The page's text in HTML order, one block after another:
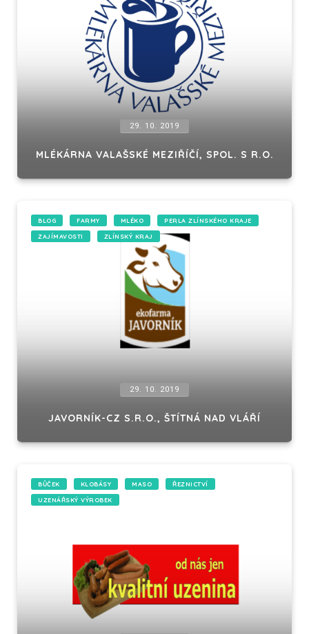
29. 10. 2019
MLÉKÁRNA VALAŠSKÉ MEZIŘÍČÍ, SPOL. S R.O.
BLOG FARMY MLÉKO PERLA ZLÍNSKÉHO KRAJE
ZAJÍMAVOSTI ZLÍNSKÝ KRAJ
29. 10. 2019
JAVORNÍK-CZ S.R.O., ŠTÍTNÁ NAD VLÁŘÍ
BŮČEK KLOBÁSY MASO ŘEZNICTVÍ
UZENÁŘSKÝ VÝROBEK